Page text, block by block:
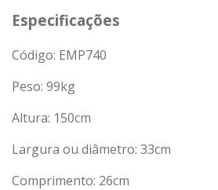
Especificações
Código: EMP740
Peso: 99kg
Altura: 150cm
Largura ou diâmetro: 33cm
Comprimento: 26cm